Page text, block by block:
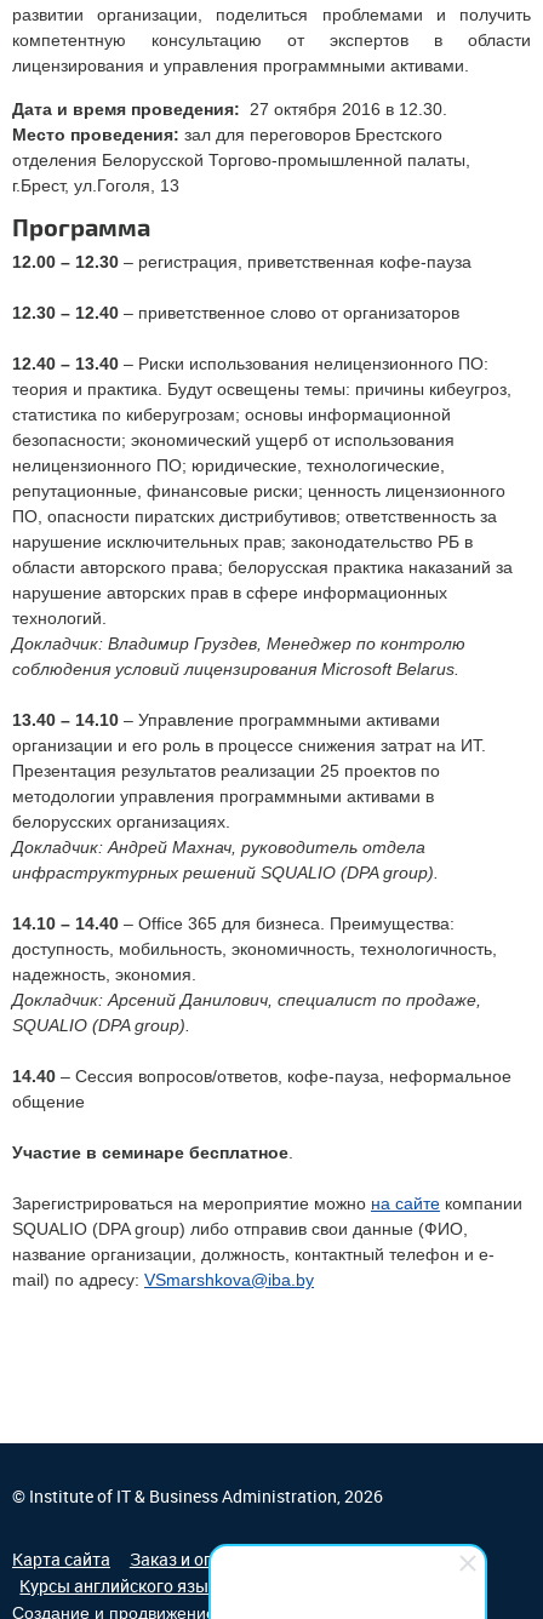
развитии организации, поделиться проблемами и получить
компетентную консультацию от экспертов в области
лицензирования и управления программными активами.
Дата и время проведения:
27 октября 2016 в 12.30.
Место проведения: зал для переговоров Брестского
отделения Белорусской Торгово-промышленной палаты,
г.Брест, ул.Гоголя, 13
Программа
12.00 – 12.30 – регистрация, приветственная кофе-пауза
12.30 – 12.40 – приветственное слово от организаторов
12.40 – 13.40 – Риски использования нелицензионного ПО:
теория и практика. Будут освещены темы: причины кибеугроз,
статистика по киберугрозам; основы информационной
безопасности; экономический ущерб от использования
нелицензионного ПО; юридические, технологические,
репутационные, финансовые риски; ценность лицензионного
ПО, опасности пиратских дистрибутивов; ответственность за
нарушение исключительных прав; законодательство РБ в
области авторского права; белорусская практика наказаний за
нарушение авторских прав в сфере информационных
технологий.
Докладчик: Владимир Груздев, Менеджер по контролю
соблюдения условий лицензирования Microsoft Belarus.
13.40 – 14.10 – Управление программными активами
организации и его роль в процессе снижения затрат на ИТ.
Презентация результатов реализации 25 проектов по
методологии управления программными активами в
белорусских организациях.
Докладчик: Андрей Махнач, руководитель отдела
инфраструктурных решений SQUALIO (DPA group).
14.10 – 14.40 – Office 365 для бизнеса. Преимущества:
доступность, мобильность, экономичность, технологичность,
надежность, экономия.
Докладчик: Арсений Данилович, специалист по продаже,
SQUALIO (DPA group).
14.40 – Сессия вопросов/ответов, кофе-пауза, неформальное
общение
Участие в семинаре бесплатное
Зарегистрироваться на мероприятие можно на сайте компании
SQUALIO (DPA group) либо отправив свои данные (ФИО,
название организации, должность, контактный телефон и e-
mail) по адресу: VSmarshkova@iba.by
© Institute of IT & Business Administration, 2026
Карта сайта
Заказ и оплата обучения
Курсы английского языка
Создание и продвижение сайта